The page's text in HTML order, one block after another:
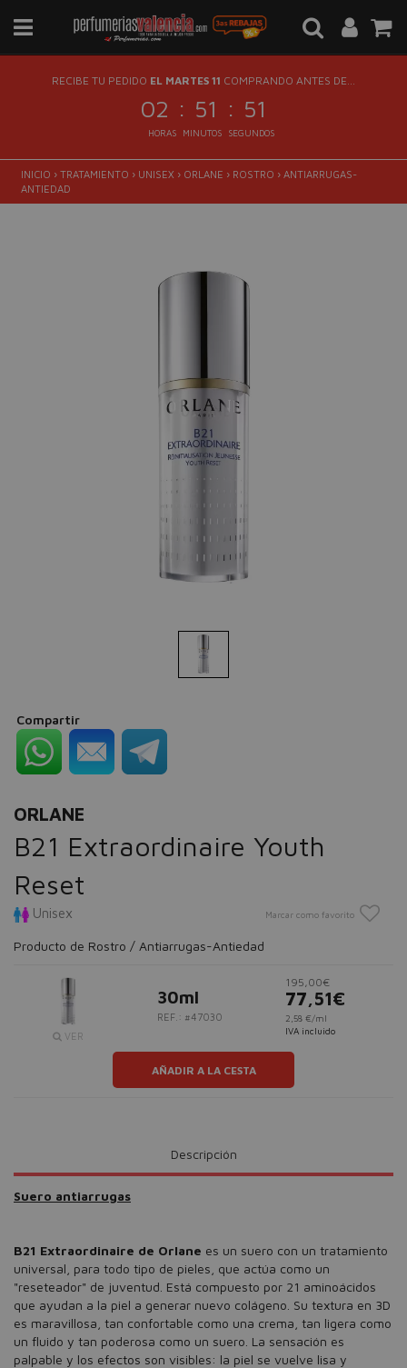
RECIBE TU PEDIDO EL MARTES 11 COMPRANDO ANTES DE...
02 : 51 : 51
HORAS MINUTOS SEGUNDOS
INICIO › TRATAMIENTO › UNISEX › ORLANE › ROSTRO › ANTIARRUGAS-
ANTIEDAD
Compartir
ORLANE
B21 Extraordinaire Youth
Reset
Unisex Marcar como favorito
Producto de Rostro / Antiarrugas-Antiedad
VER
30ml
REF.: #47030
195,00€
77,51€
2,58 €/ml
IVA incluido
AÑADIR A LA CESTA
Descripción
Suero antiarrugas
B21 Extraordinaire de Orlane es un suero con un tratamiento
universal, para todo tipo de pieles, que actúa como un
"reseteador" de juventud. Está compuesto por 21 aminoácidos
que ayudan a la piel a generar nuevo colágeno. Su textura en 3D
es maravillosa, tan confortable como una crema, tan ligera como
un fluido y tan poderosa como un suero. La sensación es
palpable y los efectos son visibles: la piel se vuelve lisa y